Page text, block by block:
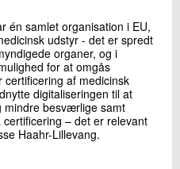
én samlet organisation i EU,
udstyr - det er spredt
organer, og i
for at omgås
af medicinsk
digitaliseringen til at
mindre besværlige samt
– det er relevant
Haahr-Lillevang.